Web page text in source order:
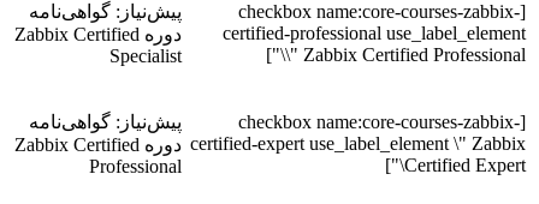
[checkbox name:core-courses-zabbix-
certified-professional use_label_element
\" Zabbix Certified Professional\"]
پیش‌نیاز: گواهی‌نامه
دوره Zabbix Certified
Specialist
[checkbox name:core-courses-zabbix-
certified-expert use_label_element \" Zabbix
Certified Expert\"]
پیش‌نیاز: گواهی‌نامه
دوره Zabbix Certified
Professional